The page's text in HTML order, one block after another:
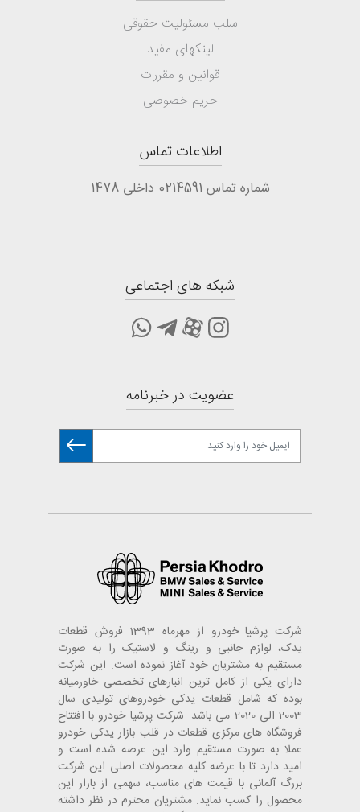
سلب مسئولیت حقوقی
لینکهای مفید
قوانین و مقررات
حریم خصوصی
اطلاعات تماس
شماره تماس 0214591 داخلی 1478
شبکه های اجتماعی
عضویت در خبرنامه
شرکت پرشیا خودرو از مهرماه 1393 فروش قطعات
یدک، لوازم جانبی و رینگ و لاستیک را به صورت
مستقیم به مشتریان خود آغاز نموده است. این شرکت
دارای یکی از کامل ترین انبارهای تخصصی خاورمیانه
بوده که شامل قطعات یدکی خودروهای تولیدی سال
2003 الی 2020 می باشد. شرکت پرشیا خودرو با افتتاح
فروشگاه های مرکزی قطعات در قلب بازار یدکی خودرو
عملا به صورت مستقیم وارد این عرصه شده است و
امید دارد تا با عرضه کلیه محصولات اصلی این شرکت
بزرگ آلمانی با قیمت های مناسب، سهمی از بازار این
محصول را کسب نماید. مشتریان محترم در نظر داشته